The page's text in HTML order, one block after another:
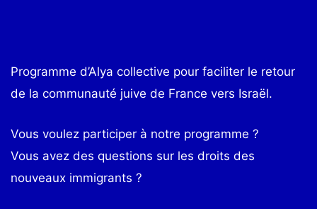
Programme d’Alya collective pour faciliter le retour
de la communauté juive de France vers Israël.
Vous voulez participer à notre programme ?
Vous avez des questions sur les droits des
nouveaux immigrants ?